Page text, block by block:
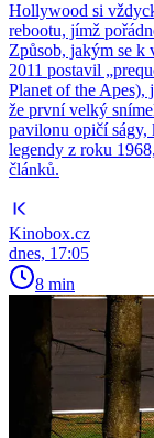
Hollywood si
rebootu, jímž
Způsob, jakým se k
2011 postavil
Planet of the Apes),
že první velký
pavilonu opičí ságy,
legendy z roku
článků.
Kinobox.cz
dnes, 17:05
8 min